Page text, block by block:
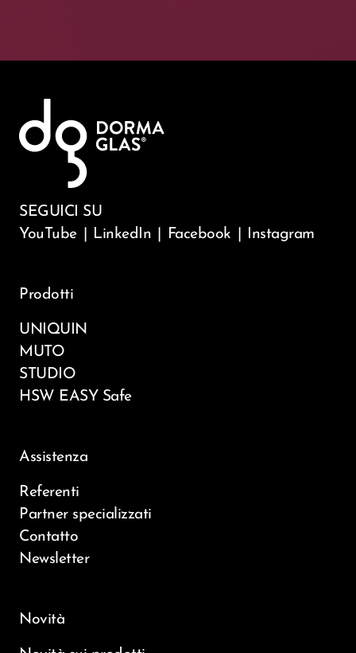
SEGUICI SU
YouTube
LinkedIn Facebook Instagram
Prodotti
UNIQUIN
MUTO
STUDIO
HSW EASY Safe
Assistenza
Referenti
Partner specializzati
Contatto
Newsletter
Novità